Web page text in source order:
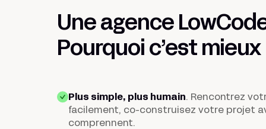
Une agence
Pourquoi c’est mieux
Plus simple, plus humain. Rencontrez
facilement, co-construisez votre projet
comprennent.